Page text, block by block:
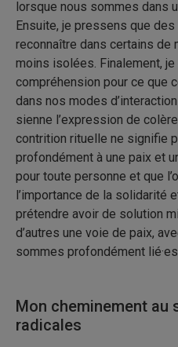
lorsque nous sommes dans
Ensuite, je pressens que
reconnaître dans certains
moins isolées. Finalement,
compréhension pour ce que
dans nos modes
sienne l’expression de
contrition rituelle ne signifie
profondément à une paix et
pour toute personne et que
l’importance de la solidarité
prétendre avoir de solution
d’autres une voie de paix,
sommes profondément
Mon cheminement au
radicales